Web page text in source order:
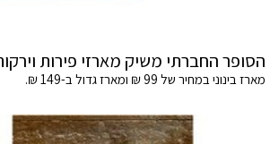
הסופר החברתי משיק מארזי פירות
מארז בינוני במחיר של 99 ₪ ומארז גדול ב-149 ₪.